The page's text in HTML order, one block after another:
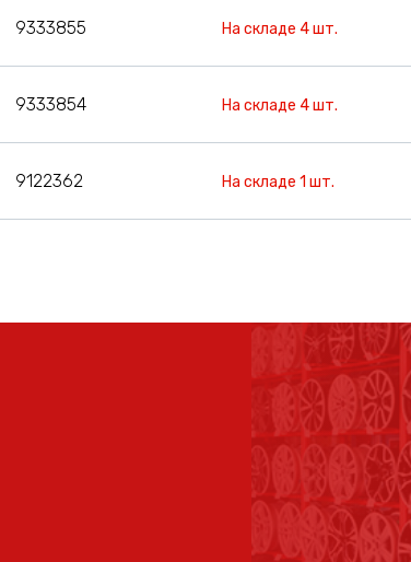
9333855 На складе 4 шт.
9333854 На складе 4 шт.
9122362 На складе 1 шт.